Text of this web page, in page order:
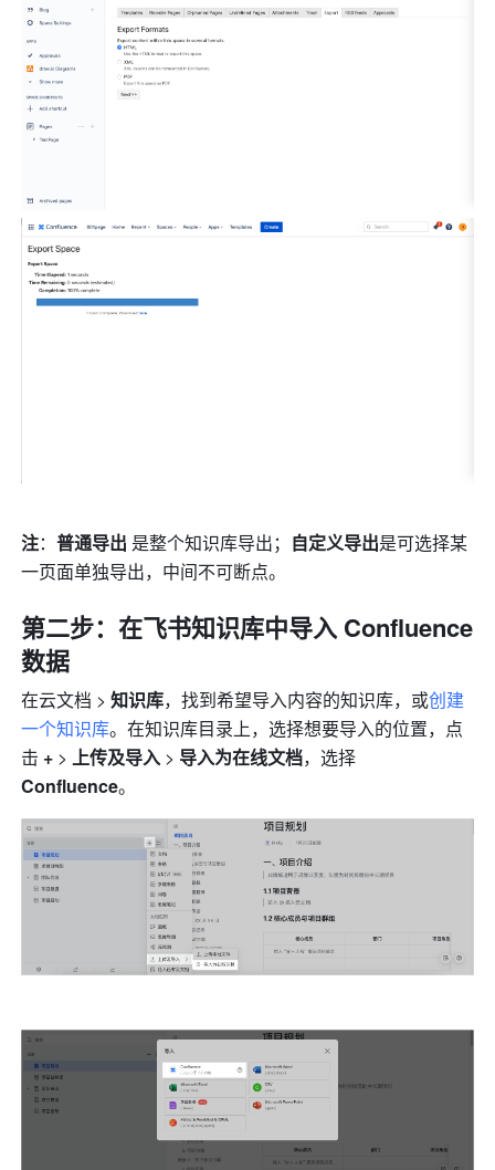
注：普通导出 是整个知识库导出； 自定义导出是可选择某
一页面单独导出，中间不可断点。
第二步：在飞书知识库中导入 Confluence
数据
在云文档 > 知识库，找到希望导入内容的知识库，或创建
一个知识库。在知识库目录上，选择想要导入的位置，点
击 + > 上传及导入 > 导入为在线文档，选择
Confluence。